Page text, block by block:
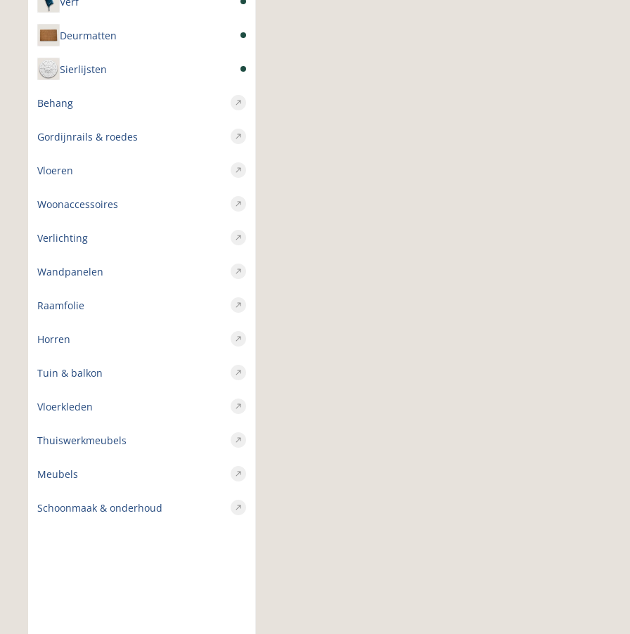
Deurmatten
Sierlijsten
Behang
Gordijnrails & roedes
Vloeren
Woonaccessoires
Verlichting
Wandpanelen
Raamfolie
Horren
Tuin & balkon
Vloerkleden
Thuiswerkmeubels
Meubels
Schoonmaak & onderhoud